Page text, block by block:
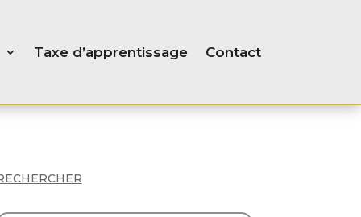
Taxe d’apprentissage Contact